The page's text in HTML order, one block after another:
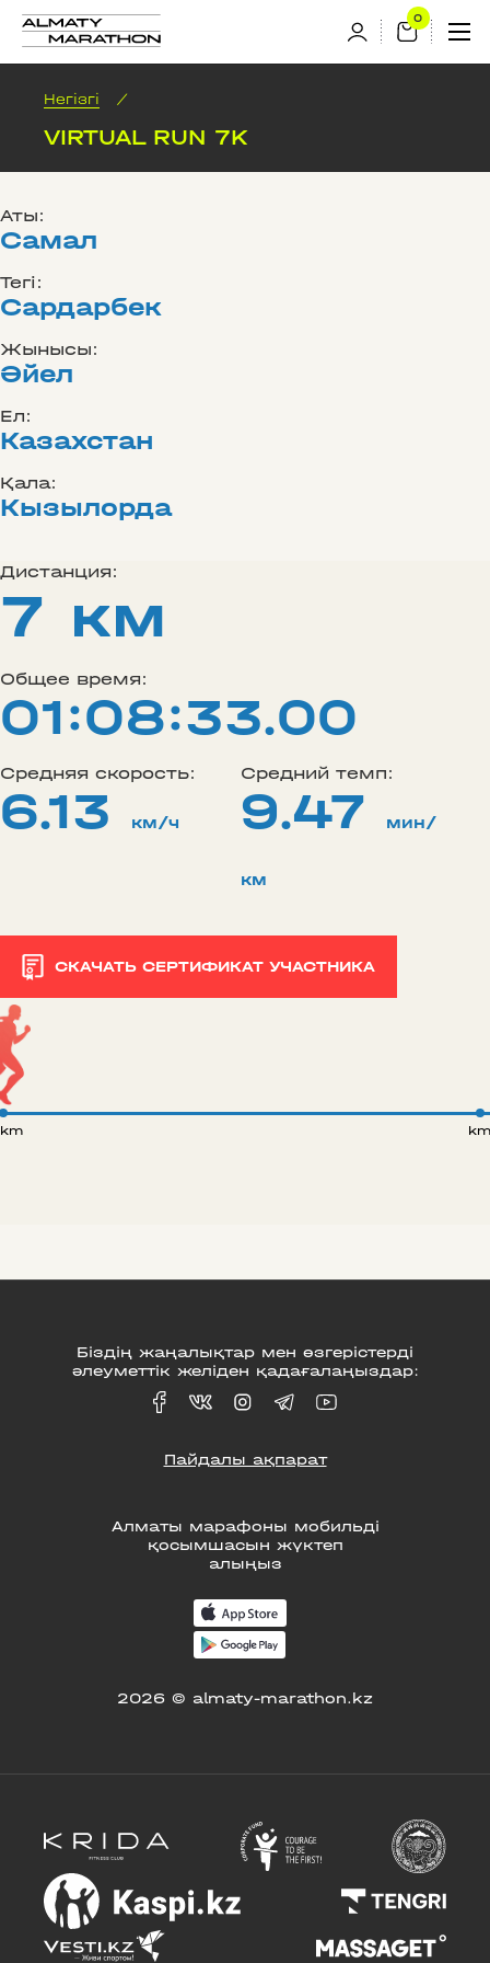
Негізгі /
VIRTUAL RUN 7K
Аты:
Самал
Тегі:
Сардарбек
Жынысы:
Әйел
Ел:
Казахстан
Қала:
Кызылорда
Дистанция:
7 км
Общее время:
01:08:33.00
Средняя скорость:
6.13 км/ч
Средний темп:
9.47 мин/
км
СКАЧАТЬ СЕРТИФИКАТ УЧАСТНИКА
km
Алматы марафоны мобильді
қосымшасын жүктеп
алыңыз
2026 © almaty-marathon.kz
Біздің жаңалықтар мен өзгерістерді
әлеуметтік желіден қадағалаңыздар:
Пайдалы ақпарат